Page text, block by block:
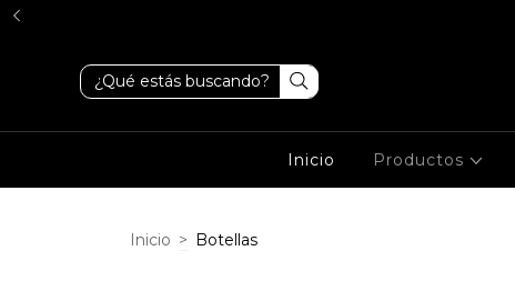
Inicio Productos
Inicio > Botellas